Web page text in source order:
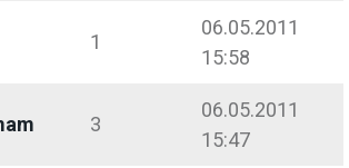
1
06.05.2011
15:58
3
06.05.2011
15:47